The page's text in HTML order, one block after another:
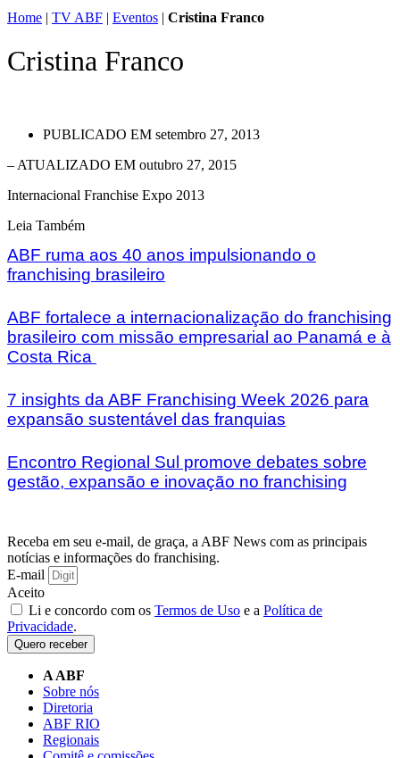
Home | TV ABF | Eventos | Cristina Franco
Cristina Franco
PUBLICADO EM setembro 27, 2013
– ATUALIZADO EM outubro 27, 2015
Internacional Franchise Expo 2013
Leia Também
ABF ruma aos 40 anos impulsionando o
franchising brasileiro
ABF fortalece a internacionalização do franchising
brasileiro com missão empresarial ao Panamá e à
Costa Rica
7 insights da ABF Franchising Week 2026 para
expansão sustentável das franquias
Encontro Regional Sul promove debates sobre
gestão, expansão e inovação no franchising
Receba em seu e-mail, de graça, a ABF News com as principais
notícias e informações do franchising.
E-mail
Aceito
Li e concordo com os Termos de Uso e a Política de
Privacidade.
Quero receber
A ABF
Sobre nós
Diretoria
ABF RIO
Regionais